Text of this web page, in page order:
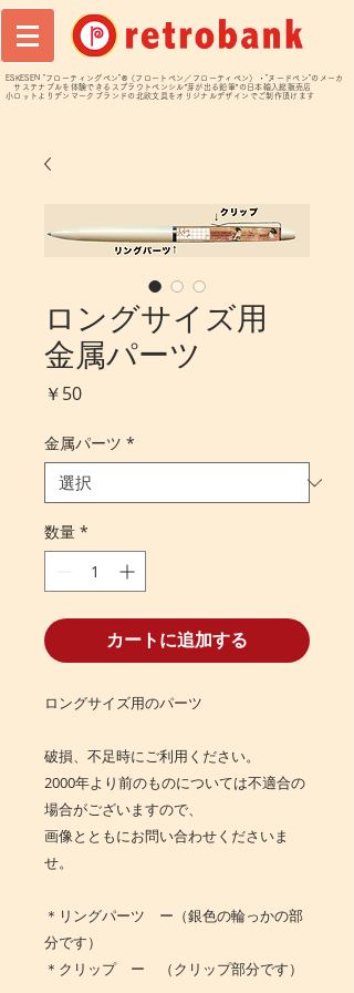
ESKESEN "フローティングペン"®️（フロートペン／フローティペン）・"ヌードペン"のメーカ
サステナブルを体験できるスプラウトペンシル”芽が出る鉛筆”の日本輸入総販売店
小ロットよりデンマークブランドの北欧文具をオリジナルデザインでご制作頂けます
ロングサイズ用
金属パーツ
￥50価
金属パーツ *
数量 *
カートに追加する
ロングサイズ用のパーツ
破損、不足時にご利用ください。
2000年より前のものについては不適合の
場合がございますので、
画像とともにお問い合わせくださいま
せ。
＊リングパーツ ー（銀色の輪っかの部
分です）
＊クリップ ー （クリップ部分です）